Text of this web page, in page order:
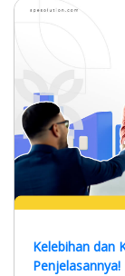
Kelebihan dan
Penjelasannya!